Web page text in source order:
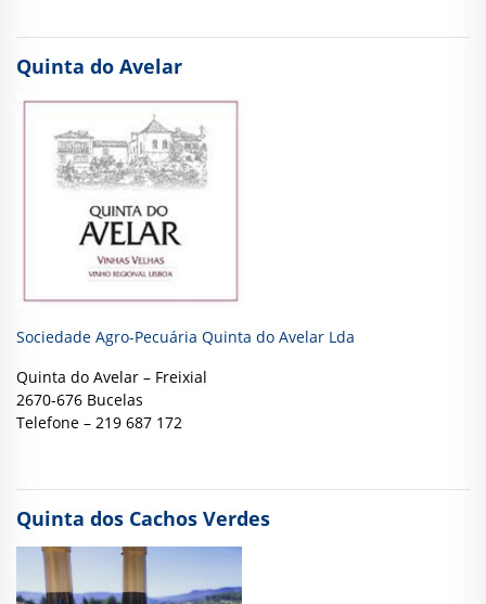
Quinta do Avelar
Sociedade Agro-Pecuária Quinta do Avelar Lda
Quinta do Avelar – Freixial
2670-676 Bucelas
Telefone – 219 687 172
Quinta dos Cachos Verdes